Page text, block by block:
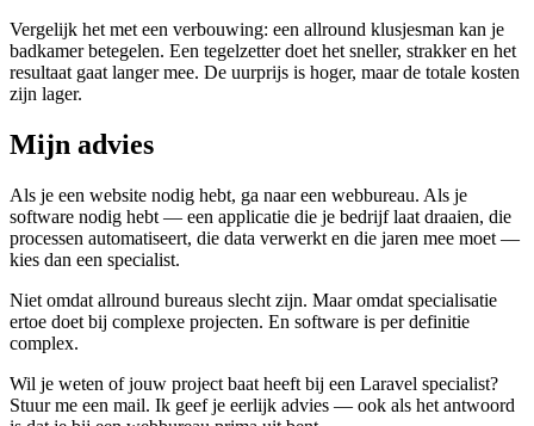
Vergelijk het met een verbouwing: een allround klusjesman kan je
badkamer betegelen. Een tegelzetter doet het sneller, strakker en het
resultaat gaat langer mee. De uurprijs is hoger, maar de totale kosten
zijn lager.
Mijn advies
Als je een website nodig hebt, ga naar een webbureau. Als je
software nodig hebt — een applicatie die je bedrijf laat draaien, die
processen automatiseert, die data verwerkt en die jaren mee moet —
kies dan een specialist.
Niet omdat allround bureaus slecht zijn. Maar omdat specialisatie
ertoe doet bij complexe projecten. En software is per definitie
complex.
Wil je weten of jouw project baat heeft bij een Laravel specialist?
Stuur me een mail. Ik geef je eerlijk advies — ook als het antwoord